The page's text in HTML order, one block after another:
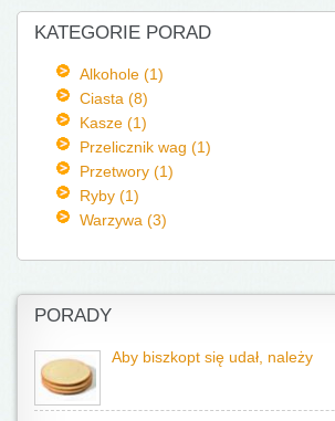
KATEGORIE PORAD
Alkohole (1)
Ciasta (8)
Kasze (1)
Przelicznik wag (1)
Przetwory (1)
Ryby (1)
Warzywa (3)
PORADY
Aby biszkopt się udał, należy